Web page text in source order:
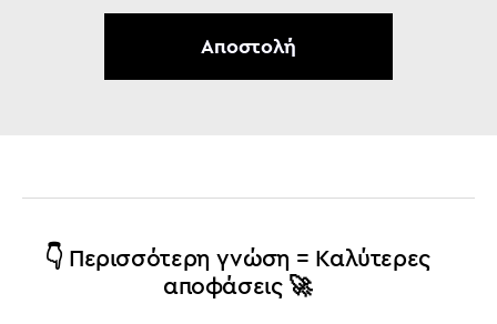
👇 Περισσότερη γνώση = Καλύτερες
αποφάσεις 🚀